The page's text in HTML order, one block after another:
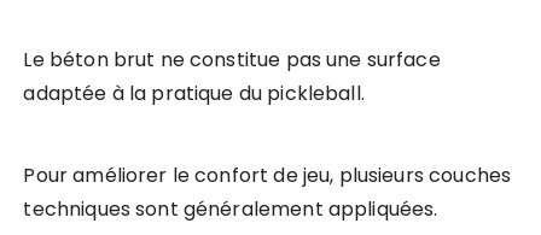
Le béton brut ne constitue pas une surface
adaptée à la pratique du pickleball.
Pour améliorer le confort de jeu, plusieurs couches
techniques sont généralement appliquées.